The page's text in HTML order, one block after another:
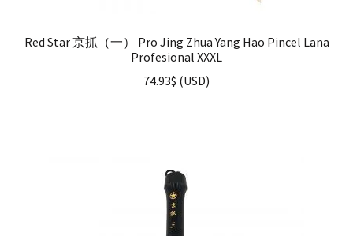
Red Star 京抓（一） Pro Jing Zhua Yang Hao Pincel Lana
Profesional XXXL
74.93$ (USD)